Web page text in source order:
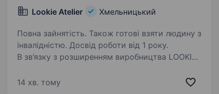
Lookie Atelier
Хмельницький
Повна зайнятість. Також готові взяти людину з
інвалідністю. Досвід роботи від 1 року.
В зв’язку з розширенням виробництва LOOKIE
взуття. Вакансія підходить для людей
14 хв. тому